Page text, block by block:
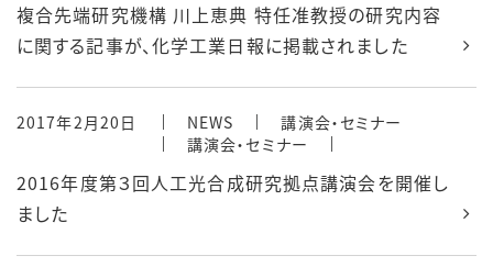
複合先端研究機構 川上恵典 特任准教授の研究内容
に関する記事が、化学工業日報に掲載されました
2017年2月20日 NEWS
講演会・セミナー
講演会・セミナー
2016年度第３回人工光合成研究拠点講演会を開催し
ました